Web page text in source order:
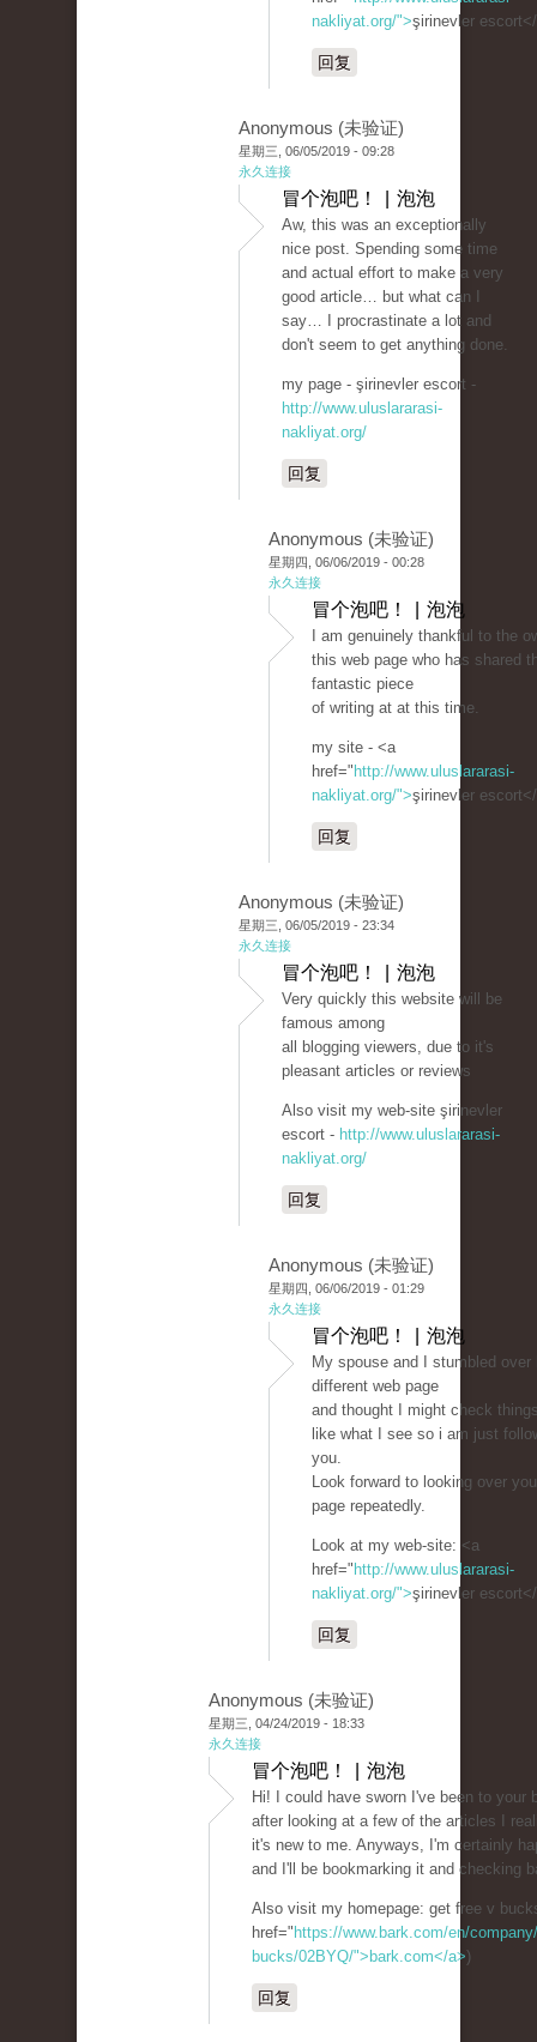
nakliyat.org/">şirinevler
回复
Anonymous (未验证)
星期三, 06/05/2019 - 09:28
永久连接
冒个泡吧！ | 泡泡
Aw, this was an exceptionally
nice post. Spending some time
and actual effort to make a very
good article… but what can I
say… I procrastinate a lot and
don't seem to get anything done.
my page - şirinevler escort -
http://www.uluslararasi-
nakliyat.org/
回复
Anonymous (未验证)
星期四, 06/06/2019 - 00:28
永久连接
冒个泡吧！ | 泡泡
I am genuinely thankful to the
this web page who has shared
fantastic piece
of writing at at this time.
my site - <a
href=" http://www.uluslararasi-
nakliyat.org/">şirinevler
回复
Anonymous (未验证)
星期三, 06/05/2019 - 23:34
永久连接
冒个泡吧！ | 泡泡
Very quickly this website will be
famous among
all blogging viewers, due to it's
pleasant articles or reviews
Also visit my web-site şirinevler
escort - http://www.uluslararasi-
nakliyat.org/
回复
Anonymous (未验证)
星期四, 06/06/2019 - 01:29
永久连接
冒个泡吧！ | 泡泡
My spouse and I stumbled over
different web page
and thought I might check
like what I see so i am just
you.
Look forward to looking over
page repeatedly.
Look at my web-site: <a
href=" http://www.uluslararasi-
nakliyat.org/">şirinevler
回复
Anonymous (未验证)
星期三, 04/24/2019 - 18:33
永久连接
冒个泡吧！ | 泡泡
Hi! I could have sworn I've been to your
after looking at a few of the articles I
it's new to me. Anyways, I'm certainly
and I'll be bookmarking it and checking
Also visit my homepage: get free v
href=" https://www.bark.com/en/
bucks/02BYQ/">bark.com</a>)
回复